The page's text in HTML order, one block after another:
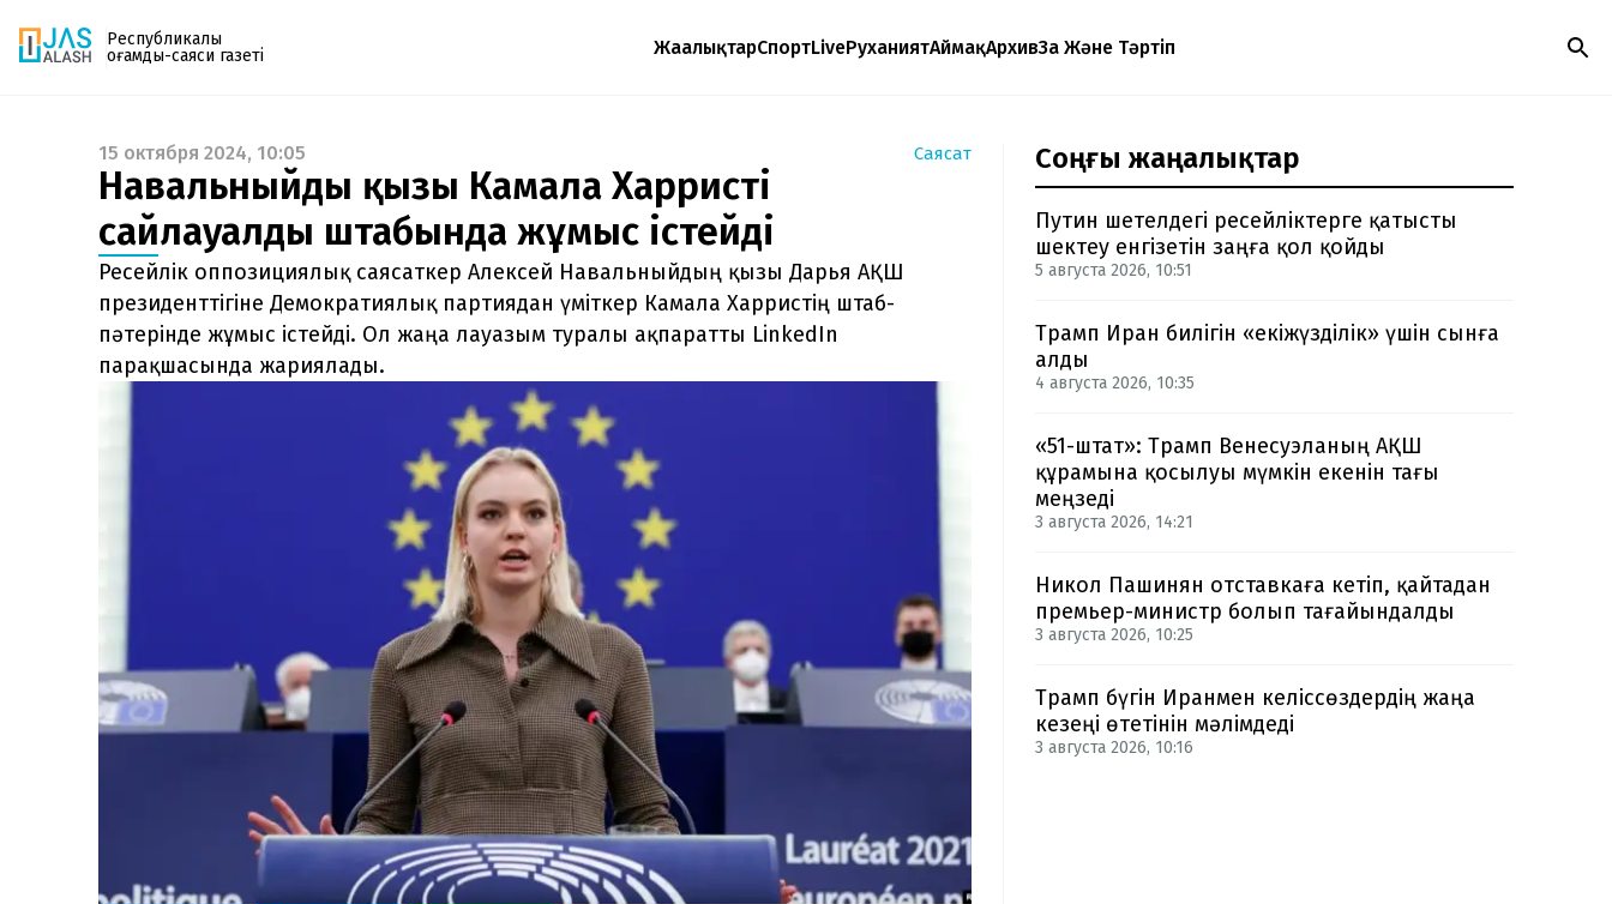
Республикалық
қоғамдық-саяси газеті
ЖаңалықтарСпортLiveРуханиятАймақАрхивЗаң Және Тәртіп
Газетке жазылу
PDF форматтағы газетті ай сайын электронды
поштаңызға алып отырыңыз. Жаңа нөмір
шыққан сәтте сізге бірден жіберіледі. Тек email
енгізіңіз, біз қалғанын өзіміз жібереміз.
15 октября 2024, 10:05 Саясат
Навальныйдың қызы Камала Харристің
сайлауалды штабында жұмыс істейді
Ресейлік оппозициялық саясаткер Алексей Навальныйдың қызы Дарья АҚШ
президенттігіне Демократиялық партиядан үміткер Камала Харристің штаб-
пәтерінде жұмыс істейді. Ол жаңа лауазым туралы ақпаратты LinkedIn
парақшасында жариялады.
Соңғы жаңалықтар
Путин шетелдегі ресейліктерге қатысты
шектеу енгізетін заңға қол қойды
5 августа 2026, 10:51
Трамп Иран билігін «екіжүзділік» үшін сынға
алды
4 августа 2026, 10:35
«51-штат»: Трамп Венесуэланың АҚШ
құрамына қосылуы мүмкін екенін тағы
меңзеді
3 августа 2026, 14:21
Никол Пашинян отставкаға кетіп, қайтадан
премьер-министр болып тағайындалды
3 августа 2026, 10:25
Трамп бүгін Иранмен келіссөздердің жаңа
кезеңі өтетінін мәлімдеді
3 августа 2026, 10:16